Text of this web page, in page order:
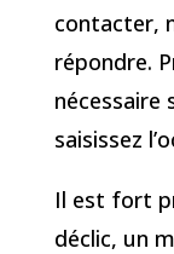
contacter,
répondre.
nécessaire
saisissez
Il est fort
déclic, un